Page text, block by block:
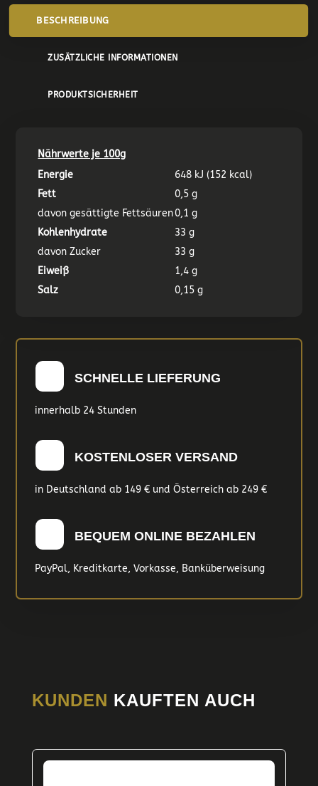
BESCHREIBUNG
ZUSÄTZLICHE INFORMATIONEN
PRODUKTSICHERHEIT
Nährwerte je 100g
Energie
648 kJ (152 kcal)
Fett
0,5 g
davon gesättigte Fettsäuren0,1 g
Kohlenhydrate
33 g
davon Zucker
33 g
Eiweiß
1,4 g
Salz
0,15 g
SCHNELLE LIEFERUNG
innerhalb 24 Stunden
KOSTENLOSER VERSAND
in Deutschland ab 149 € und Österreich ab 249 €
BEQUEM ONLINE BEZAHLEN
PayPal, Kreditkarte, Vorkasse, Banküberweisung
KUNDEN KAUFTEN AUCH